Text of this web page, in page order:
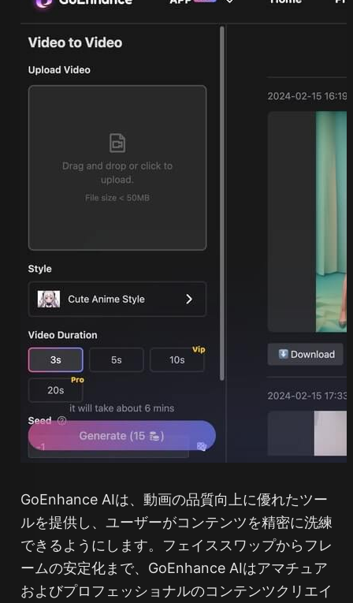
GoEnhance AIは、動画の品質向上に優れたツー
ルを提供し、ユーザーがコンテンツを精密に洗練
できるようにします。フェイススワップからフレ
ームの安定化まで、GoEnhance AIはアマチュア
およびプロフェッショナルのコンテンツクリエイ